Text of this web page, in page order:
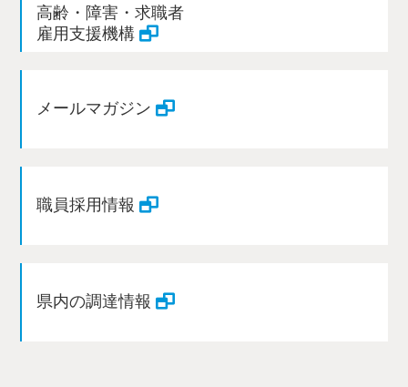
高齢・障害・求職者
雇用支援機構
メールマガジン
職員採用情報
県内の調達情報